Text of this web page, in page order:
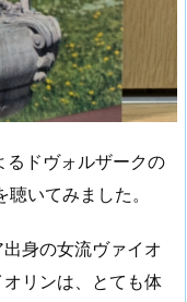
るドヴォルザークの
いてみました。
身の女流ヴァイオ
リンは、とても体